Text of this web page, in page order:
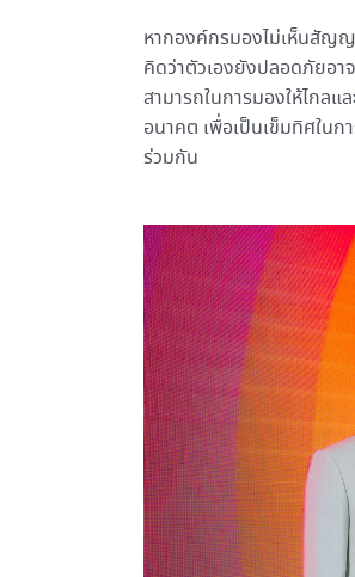
หากองค์กรมองไม่เห็นสัญญ
คิดว่าตัวเองยังปลอดภัยอา
สามารถในการมองให้ไกล
อนาคต เพื่อเป็นเข็มทิศใน
ร่วมกัน